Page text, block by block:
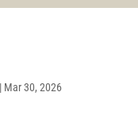
Mar 30, 2026